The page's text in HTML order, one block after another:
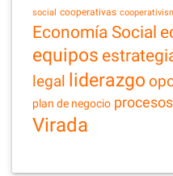
social cooperativas
Economía Social
equipos
legal liderazgo
plan de negocio procesos
Virada